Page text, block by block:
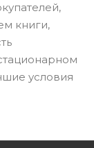
книги,
условия